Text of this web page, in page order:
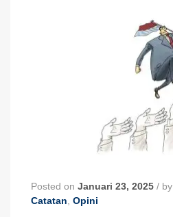
Posted on Januari 23, 2025 / by
Catatan Opini